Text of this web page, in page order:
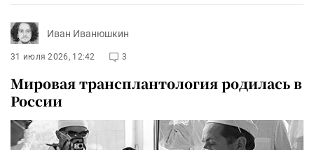
Иван Иванюшкин
31 июля 2026, 12:42 3
Мировая трансплантология родилась в
России